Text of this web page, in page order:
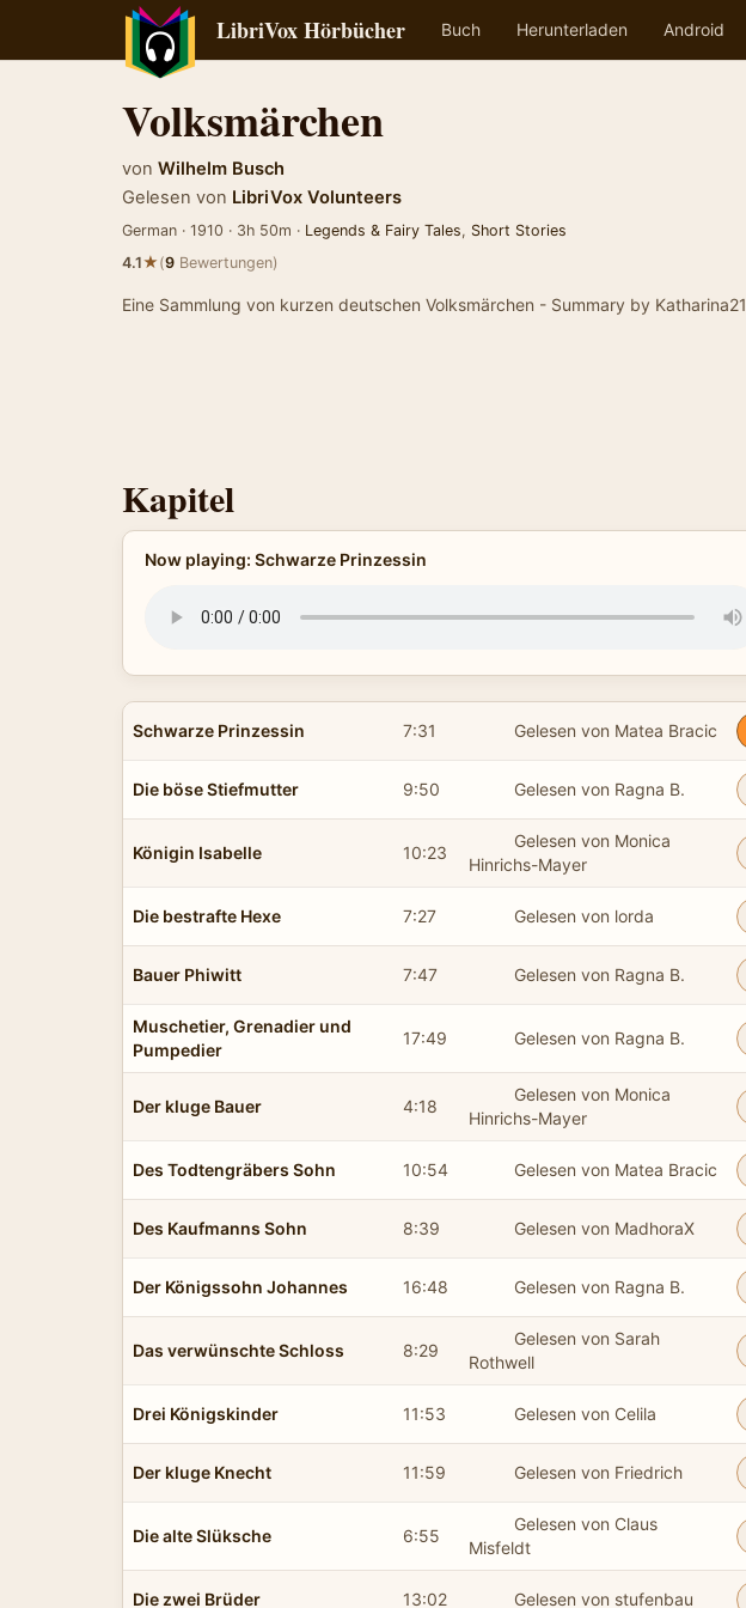
LibriVox Hörbücher Buch Herunterladen Android
Volksmärchen
von Wilhelm Busch
Gelesen von LibriVox Volunteers
German · 1910 · 3h 50m · Legends & Fairy Tales, Short Stories
4.1★(9 Bewertungen)
Eine Sammlung von kurzen deutschen Volksmärchen - Summary by Katharina21
Kapitel
Now playing: Schwarze Prinzessin
Schwarze Prinzessin 7:31 Gelesen von Matea Bracic
Die böse Stiefmutter 9:50 Gelesen von Ragna B.
Königin Isabelle 10:23
Gelesen von Monica
Hinrichs-Mayer
Die bestrafte Hexe 7:27 Gelesen von lorda
Bauer Phiwitt 7:47 Gelesen von Ragna B.
Muschetier, Grenadier und
Pumpedier
17:49 Gelesen von Ragna B.
Der kluge Bauer 4:18
Gelesen von Monica
Hinrichs-Mayer
Des Todtengräbers Sohn 10:54 Gelesen von Matea Bracic
Des Kaufmanns Sohn 8:39 Gelesen von MadhoraX
Der Königssohn Johannes 16:48 Gelesen von Ragna B.
Das verwünschte Schloss 8:29
Gelesen von Sarah
Rothwell
Drei Königskinder 11:53 Gelesen von Celila
Der kluge Knecht 11:59 Gelesen von Friedrich
Die alte Slüksche 6:55
Gelesen von Claus
Misfeldt
Die zwei Brüder 13:02 Gelesen von stufenbau